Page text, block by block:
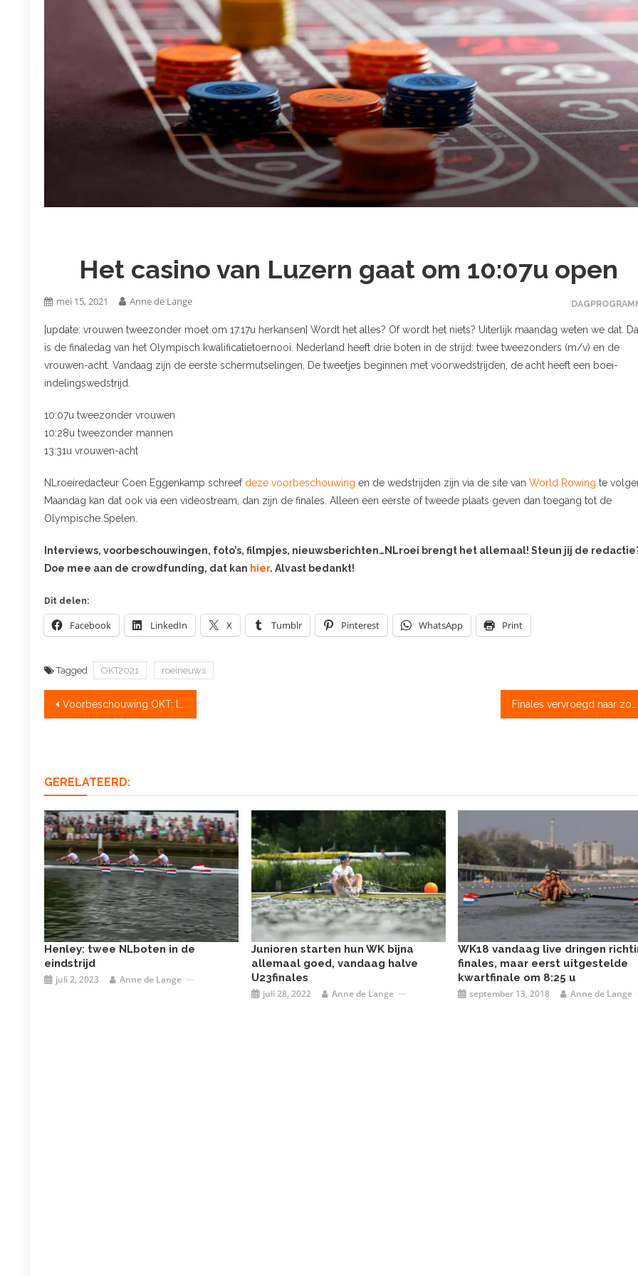
Het casino van Luzern gaat om 10:07u open
mei 15, 2021 Anne de Lange
[update: vrouwen tweezonder moet om 17.17u herkansen] Wordt het alles? Of wordt het niets? Uiterlijk maandag weten we dat.
is de finaledag van het Olympisch kwalificatietoernooi. Nederland heeft drie boten in de strijd: twee tweezonders (m/v) en de
vrouwen-acht. Vandaag zijn de eerste schermutselingen. De tweetjes beginnen met voorwedstrijden, de acht heeft een boei-
indelingswedstrijd.
10:07u tweezonder vrouwen
10:28u tweezonder mannen
13:31u vrouwen-acht
NLroeiredacteur Coen Eggenkamp schreef deze voorbeschouwing en de wedstrijden zijn via de site van World Rowing te
Maandag kan dat ook via een videostream, dan zijn de finales. Alleen een eerste of tweede plaats geven dan toegang tot de
Olympische Spelen.
Interviews, voorbeschouwingen, foto’s, filmpjes, nieuwsberichten…NLroei brengt het allemaal! Steun jij de
Doe mee aan de crowdfunding, dat kan hier. Alvast bedankt!
Dit delen:
Facebook LinkedIn X Tumblr Pinterest WhatsApp Print
Tagged OKT2021 roeineuws
Bericht
Voorbeschouwing OKT: laatste kans op Tokyo Finales vervroegd naar zondag, alle drie de boten nog in de race
GERELATEERD:
Henley: twee NLboten in de
eindstrijd
juli 2, 2023 Anne de Lange
Junioren starten hun WK bijna
allemaal goed, vandaag halve
U23finales
juli 28, 2022 Anne de Lange
WK18 vandaag live dringen
finales, maar eerst uitgestelde
kwartfinale om 8:25 u
september 13, 2018 Anne de Lange